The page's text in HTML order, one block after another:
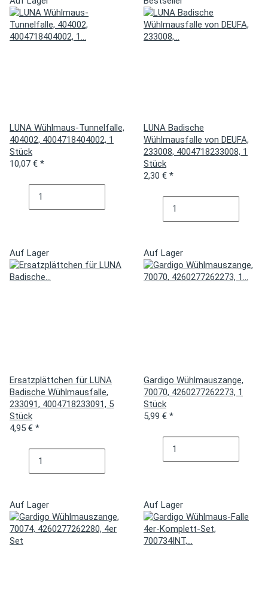
LUNA Wühlmaus-Tunnelfalle,
404002, 4004718404002, 1
Stück
10,07 € *
LUNA Badische
Wühlmausfalle von DEUFA,
233008, 4004718233008, 1
Stück
2,30 € *
Auf Lager
Ersatzplättchen für LUNA
Badische Wühlmausfalle,
233091, 4004718233091, 5
Stück
4,95 € *
Auf Lager
Gardigo Wühlmauszange,
70070, 4260277262273, 1
Stück
5,99 € *
Auf Lager Auf Lager